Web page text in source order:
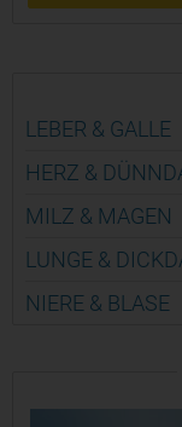
LEBER & GALLE
HERZ &
MILZ & MAGEN
LUNGE &
NIERE & BLASE